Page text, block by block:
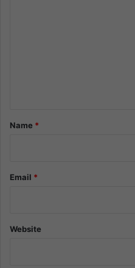
*Name *
Email *
Website